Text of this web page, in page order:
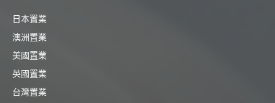
日本置業
澳洲置業
美國置業
英國置業
台灣置業